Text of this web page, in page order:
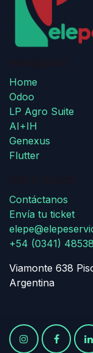
Home
Odoo
LP Agro Suite
AI+IH
Genexus
Flutter
Contáctanos
Envía tu ticket
+54 (0341)
Viamonte 638
Argentina